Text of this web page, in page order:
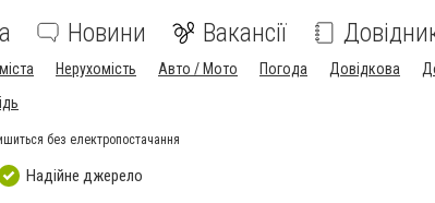
Новини Вакансії
Нерухомість Авто / Мото Погода Довідкова
без електропостачання
Надійне джерело